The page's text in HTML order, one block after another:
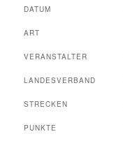
DATUM
ART
VERANSTALTER
LANDESVERBAND
STRECKEN
PUNKTE